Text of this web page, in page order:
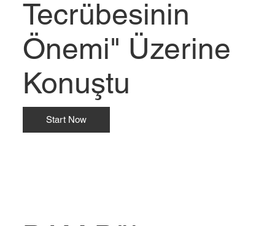
Tecrübesinin
Önemi" Üzerine
Konuştu
Start Now